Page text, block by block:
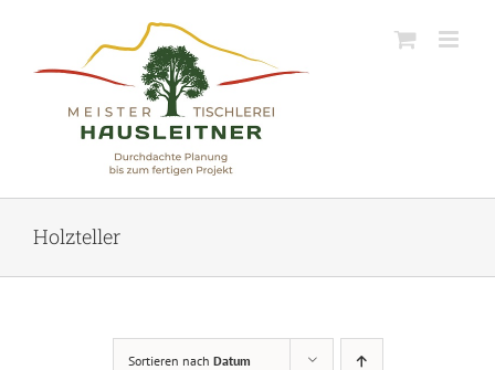
Holzteller
Sortieren nach Datum